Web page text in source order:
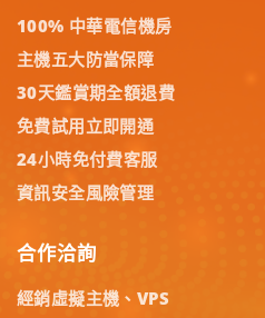
100% 中華電信機房
主機五大防當保障
30天鑑賞期全額退費
免費試用立即開通
24小時免付費客服
資訊安全風險管理
合作洽詢
經銷虛擬主機、VPS